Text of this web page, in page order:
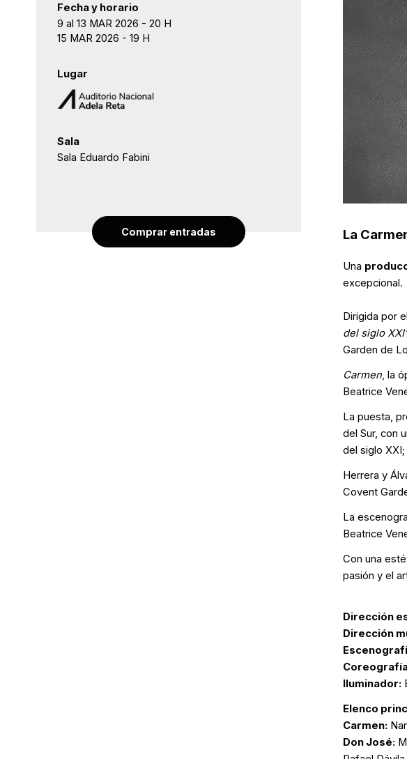
La
Una
excepcional.
Dirigida por
del siglo
Garden de
Carmen, la
Beatrice
La puesta,
del Sur, con
del siglo
Herrera y
Covent
La
Beatrice
Con una
pasión y el
Dirección
Dirección
Iluminador:
Elenco
Carmen:
Don José:
Fecha y horario
9 al 13 MAR 2026 - 20 H
15 MAR 2026 - 19 H
Lugar
Sala
Sala Eduardo Fabini
Comprar entradas